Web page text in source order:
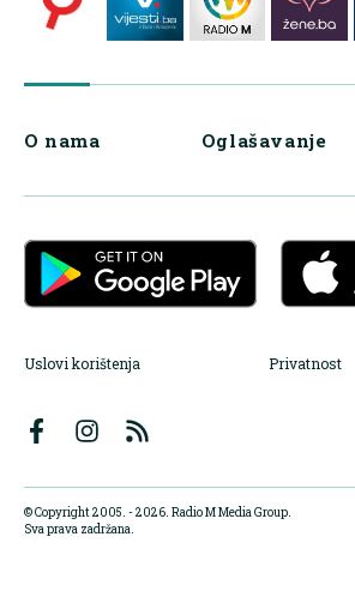
O nama Oglašavanje
Uslovi korištenja Privatnost
© Copyright 2005. - 2026. Radio M Media Group.
Sva prava zadržana.